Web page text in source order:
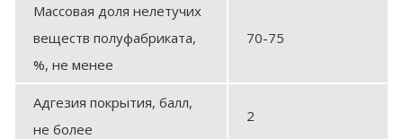
Массовая доля нелетучих
веществ полуфабриката,
%, не менее
70-75
Адгезия покрытия, балл,
не более
2